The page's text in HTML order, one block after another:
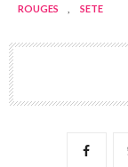
ROUGES
SETE